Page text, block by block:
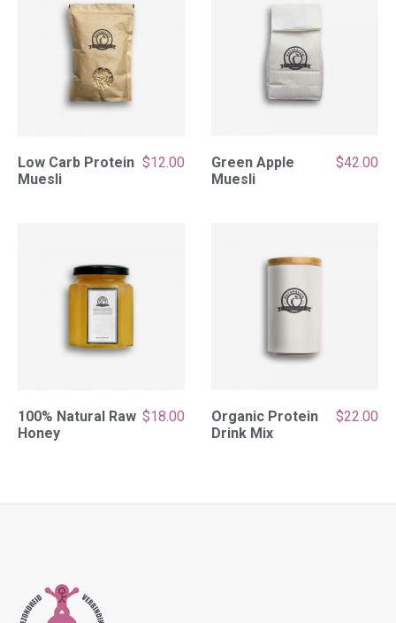
Low Carb Protein
Muesli
$12.00
Green Apple
Muesli
$42.00
100% Natural Raw
Honey
$18.00
Organic Protein
Drink Mix
$22.00